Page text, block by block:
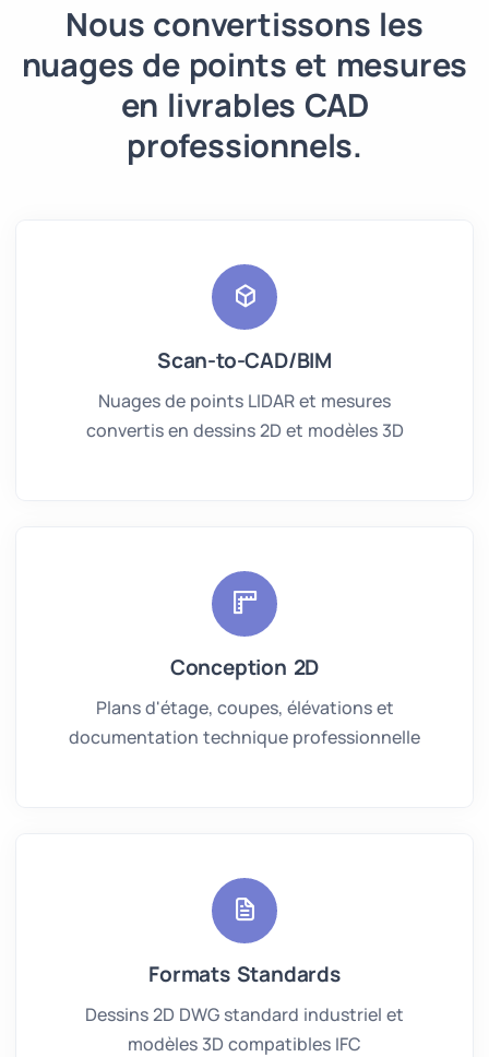
Nous convertissons les
nuages de points et mesures
en livrables CAD
professionnels.
Scan-to-CAD/BIM
Nuages de points LIDAR et mesures
convertis en dessins 2D et modèles 3D
Conception 2D
Plans d'étage, coupes, élévations et
documentation technique professionnelle
Formats Standards
Dessins 2D DWG standard industriel et
modèles 3D compatibles IFC